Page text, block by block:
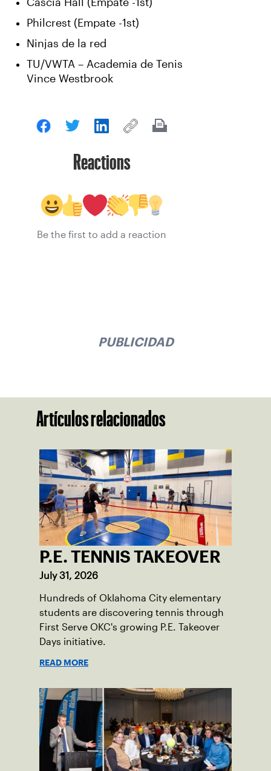
Cascia Hall (Empate -1st)
Philcrest (Empate -1st)
Ninjas de la red
TU/VWTA – Academia de Tenis
Vince Westbrook
Reactions
Be the first to add a reaction
PUBLICIDAD
Artículos relacionados
P.E. TENNIS TAKEOVER
July 31, 2026
Hundreds of Oklahoma City elementary
students are discovering tennis through
First Serve OKC's growing P.E. Takeover
Days initiative.
READ MORE